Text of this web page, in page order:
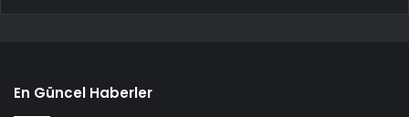
En Güncel Haberler